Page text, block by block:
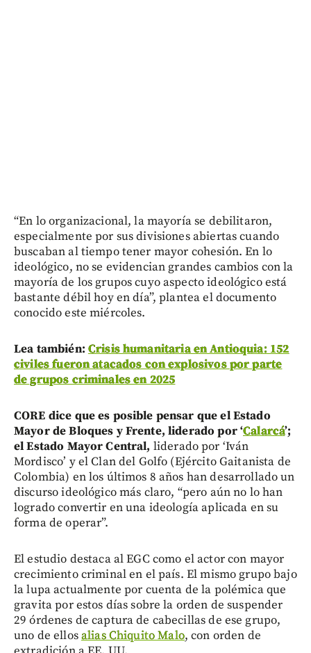
“En lo organizacional, la mayoría se debilitaron,
especialmente por sus divisiones abiertas cuando
buscaban al tiempo tener mayor cohesión. En lo
ideológico, no se evidencian grandes cambios con la
mayoría de los grupos cuyo aspecto ideológico está
bastante débil hoy en día”, plantea el documento
conocido este miércoles.
Lea también: Crisis humanitaria en Antioquia: 152
civiles fueron atacados con explosivos por parte
de grupos criminales en 2025
CORE dice que es posible pensar que el Estado
Mayor de Bloques y Frente, liderado por ‘Calarcá’;
el Estado Mayor Central, liderado por ‘Iván
Mordisco’ y el Clan del Golfo (Ejército Gaitanista de
Colombia) en los últimos 8 años han desarrollado un
discurso ideológico más claro, “pero aún no lo han
logrado convertir en una ideología aplicada en su
forma de operar”.
El estudio destaca al EGC como el actor con mayor
crecimiento criminal en el país. El mismo grupo bajo
la lupa actualmente por cuenta de la polémica que
gravita por estos días sobre la orden de suspender
29 órdenes de captura de cabecillas de ese grupo,
uno de ellosalias Chiquito Malo, con orden de